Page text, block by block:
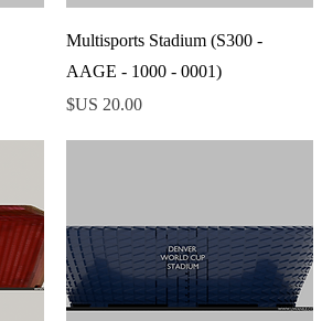
العرض السريع
Multisports Stadium (S300 -
AAGE - 1000 - 0001)
السعر‏20.00 US$